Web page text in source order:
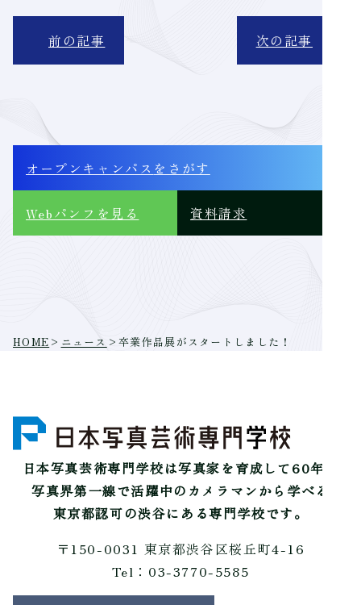
前の記事 次の記事
オープンキャンパス をさがす
Webパンフ を見る 資料請求
HOME > ニュース >卒業作品展がスタートしました！
日本写真芸術専門学校は写真家を育成して60年。
写真界第一線で活躍中のカメラマンから学べる
東京都認可の渋谷にある専門学校です。
〒150-0031 東京都渋谷区桜丘町4-16
Tel：03-3770-5585